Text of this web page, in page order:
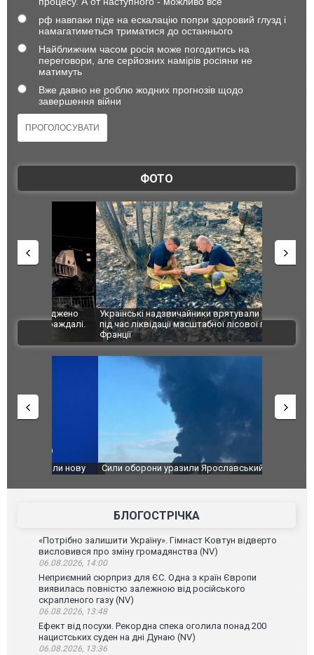
рф навпаки піде на ескалацію попри здоровий глузд і
намагатиметься триматися до останнього
Найближчим часом росія може погодитись на
переговори, але серйозних намірів росіяни не
матимуть
Вже давно не роблю жодних прогнозів щодо
завершення війни
ФОТО
Українські надзвичайники врятували козуленя
під час ліквідації масштабної лісової пожежі у
Франції
СБУ за
Болгарії
ВІДЕО
Сили оборони уразили Ярославський НПЗ:
атаку. ВІДЕО
Неймар
БЛОГОСТРІЧКА
«Потрібно залишити Україну». Гімнаст Ковтун відверто
висловився про зміну громадянства (NV)
06.08.2026, 14:00
Неприємний сюрприз для ЄС. Одна з країн Європи
виявилась повністю залежною від російського
скрапленого газу (NV)
06.08.2026, 13:48
Ефект від посухи. Рекордна спека оголила понад 200
нацистських суден на дні Дунаю (NV)
06.08.2026, 13:36